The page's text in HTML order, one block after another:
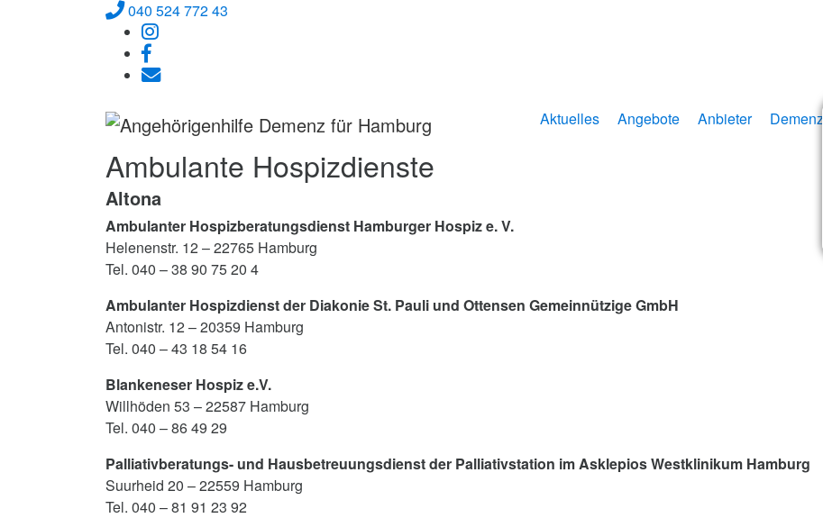
040 524 772 43
Aktuelles Angebote Anbieter Demenz
Ambulante Hospizdienste
Altona
Ambulanter Hospizberatungsdienst Hamburger Hospiz e. V.
Helenenstr. 12 – 22765 Hamburg
Tel. 040 – 38 90 75 20 4
Ambulanter Hospizdienst der Diakonie St. Pauli und Ottensen Gemeinnützige GmbH
Antonistr. 12 – 20359 Hamburg
Tel. 040 – 43 18 54 16
Blankeneser Hospiz e.V.
Willhöden 53 – 22587 Hamburg
Tel. 040 – 86 49 29
Palliativberatungs- und Hausbetreuungsdienst der Palliativstation im Asklepios Westklinikum Hamburg
Suurheid 20 – 22559 Hamburg
Tel. 040 – 81 91 23 92